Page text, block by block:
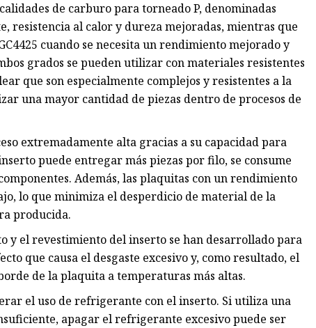
de carburo para torneado P, denominadas
resistencia al calor y dureza mejoradas, mientras que
cuando se necesita un rendimiento mejorado y
grados se pueden utilizar con materiales resistentes
que son especialmente complejos y resistentes a la
una mayor cantidad de piezas dentro de procesos de
extremadamente alta gracias a su capacidad para
puede entregar más piezas por filo, se consume
Además, las plaquitas con un rendimiento
lo que minimiza el desperdicio de material de la
producida.
y el revestimiento del inserto se han desarrollado para
que causa el desgaste excesivo y, como resultado, el
de la plaquita a temperaturas más altas.
el uso de refrigerante con el inserto. Si utiliza una
apagar el refrigerante excesivo puede ser